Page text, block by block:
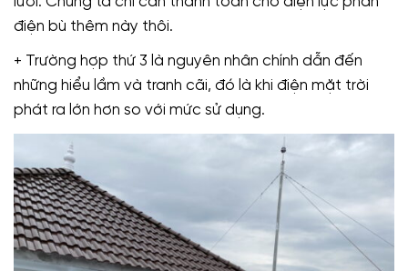
điện bù thêm này thôi.
+ Trường hợp thứ 3 là nguyên nhân chính dẫn đến
những hiểu lầm và tranh cãi, đó là khi điện mặt trời
phát ra lớn hơn so với mức sử dụng.